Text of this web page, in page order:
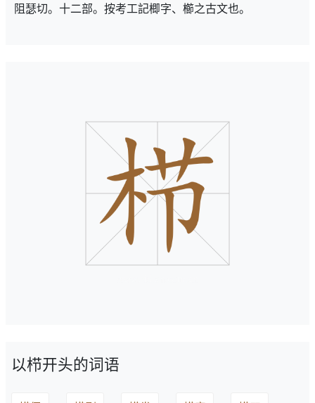
阻瑟切。十二部。按考工記楖字、櫛之古文也。
以栉开头的词语